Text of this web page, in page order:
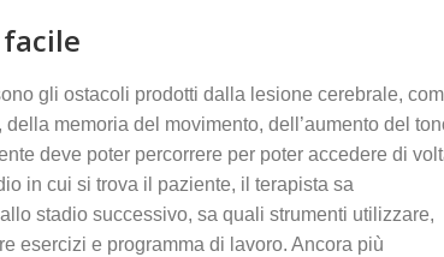
gli ostacoli prodotti dalla lesione cerebrale,
memoria del movimento, dell’aumento del
deve poter percorrere per poter accedere di
in cui si trova il paziente, il terapista sa
stadio successivo, sa quali strumenti utilizzare,
esercizi e programma di lavoro. Ancora più